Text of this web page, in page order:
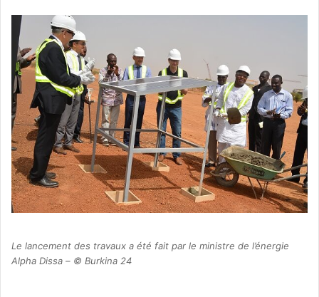
Le lancement des travaux a été fait par le ministre de l’énergie
Alpha Dissa – © Burkina 24